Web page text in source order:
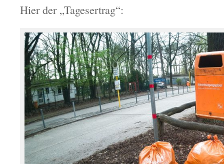
Hier der „Tagesertrag“: